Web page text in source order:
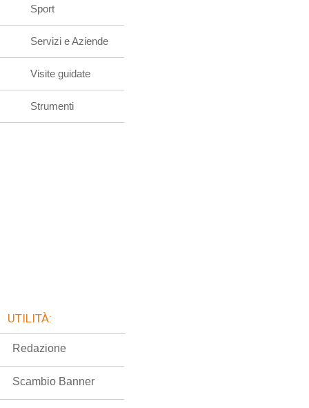
Sport
Servizi e Aziende
Visite guidate
Strumenti
UTILITÀ:
Redazione
Scambio Banner